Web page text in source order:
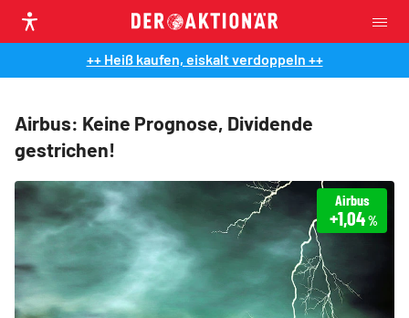
++ Heiß kaufen, eiskalt verdoppeln ++
Airbus: Keine Prognose, Dividende
gestrichen!
Airbus
+1,04%